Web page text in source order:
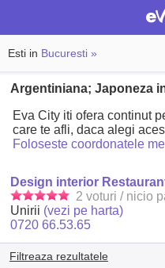
Esti in Bucuresti »
Argentiniana; Japoneza
Eva City iti ofera continut
care te afli, daca alegi
Foloseste coordonatele
Design interior
2 voturi / nicio
Unirii (vezi pe harta)
0720 66.53.65
Filtreaza rezultatele